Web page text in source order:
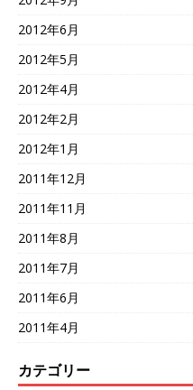
2012年6月
2012年5月
2012年4月
2012年2月
2012年1月
2011年12月
2011年11月
2011年8月
2011年7月
2011年6月
2011年4月
カテゴリー